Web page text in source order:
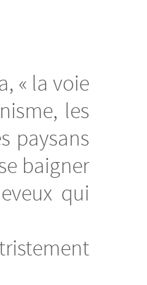
« la voie
les
paysans
baigner
qui